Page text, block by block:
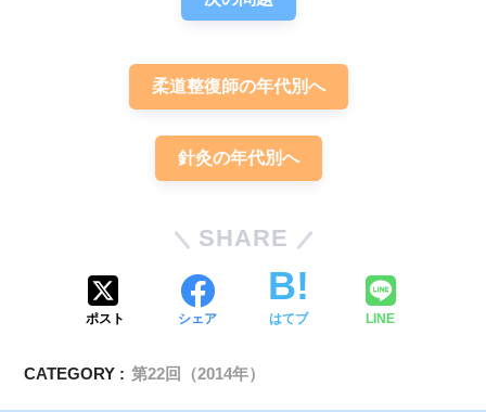
柔道整復師の年代別へ
針灸の年代別へ
SHARE
ポスト シェア はてブ LINE
CATEGORY : 第22回（2014年）